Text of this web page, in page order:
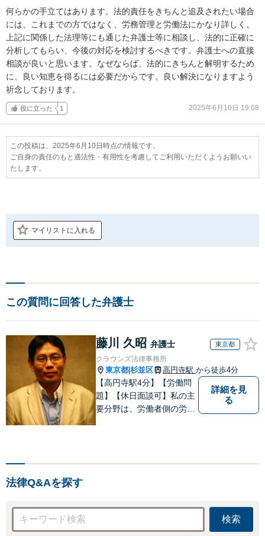
何らかの手立てはあります。法的責任をきちんと追及されたい場合
には、これまでの方ではなく、労務管理と労働法にかなり詳しく、
上記に関係した法理等にも通じた弁護士等に相談し、法的に正確に
分析してもらい、今後の対応を検討するべきです。弁護士への直接
相談が良いと思います。なぜならば、法的にきちんと解明するため
に、良い知恵を得るには必要だからです。良い解決になりますよう
祈念しております。
役に立った 1 2025年6月10日 19:08
この投稿は、2025年6月10日時点の情報です。
ご自身の責任のもと適法性・有用性を考慮してご利用いただくようお願いい
たします。
マイリストに入れる
この質問に回答した弁護士
藤川 久昭 弁護士 東京都
クラウンズ法律事務所
東京都 杉並区 高円寺駅 から徒歩4分
【高円寺駅4分】【労働問
題】【休日面談可】私の主
要分野は、労働者側の労働
詳細を見
る
法律Q&Aを探す
検索